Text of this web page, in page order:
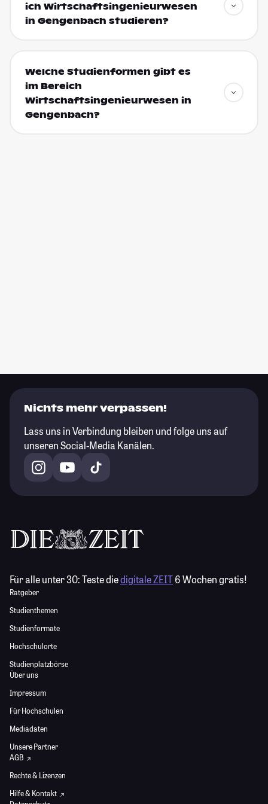
ich Wirtschaftsingenieurwesen
in Gengenbach studieren?
Welche Studienformen gibt es
im Bereich
Wirtschaftsingenieurwesen in
Gengenbach?
Nichts mehr verpassen!
Lass uns in Verbindung bleiben und folge uns auf
unseren Social-Media Kanälen.
Für alle unter 30:Teste diedigitale ZEIT6 Wochen gratis!
Ratgeber
Studienthemen
Studienformate
Hochschulorte
Studienplatzbörse
Über uns
Impressum
Für Hochschulen
Mediadaten
Unsere Partner
AGB
Rechte & Lizenzen
Hilfe & Kontakt